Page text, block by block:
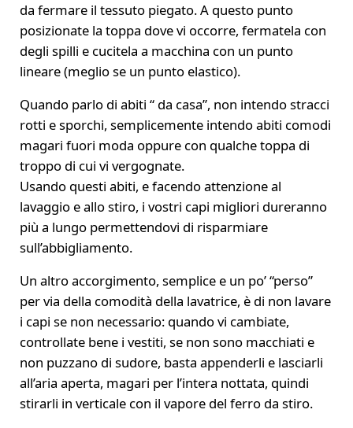
da fermare il tessuto piegato. A questo punto
posizionate la toppa dove vi occorre, fermatela con
degli spilli e cucitela a macchina con un punto
lineare (meglio se un punto elastico).
Quando parlo di abiti “ da casa”, non intendo stracci
rotti e sporchi, semplicemente intendo abiti comodi
magari fuori moda oppure con qualche toppa di
troppo di cui vi vergognate.
Usando questi abiti, e facendo attenzione al
lavaggio e allo stiro, i vostri capi migliori dureranno
più a lungo permettendovi di risparmiare
sull’abbigliamento.
Un altro accorgimento, semplice e un po’ “perso”
per via della comodità della lavatrice, è di non lavare
i capi se non necessario: quando vi cambiate,
controllate bene i vestiti, se non sono macchiati e
non puzzano di sudore, basta appenderli e lasciarli
all’aria aperta, magari per l’intera nottata, quindi
stirarli in verticale con il vapore del ferro da stiro.